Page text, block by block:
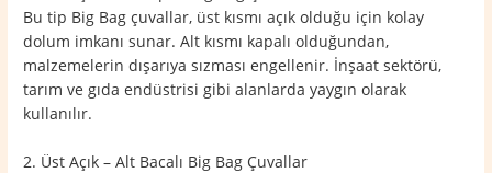
Bu tip Big Bag çuvallar, üst kısmı açık olduğu için kolay
dolum imkanı sunar. Alt kısmı kapalı olduğundan,
malzemelerin dışarıya sızması engellenir. İnşaat sektörü,
tarım ve gıda endüstrisi gibi alanlarda yaygın olarak
kullanılır.
2. Üst Açık – Alt Bacalı Big Bag Çuvallar